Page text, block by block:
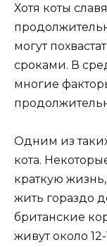
Хотя коты
могут
сроками. В
многие
Одним из
кота.
краткую
жить гораздо
британские
живут около